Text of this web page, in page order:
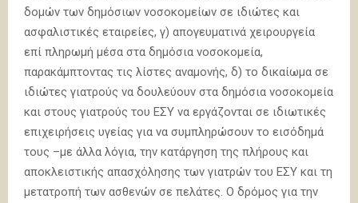
δομών των δημόσιων νοσοκομείων σε ιδιώτες και
ασφαλιστικές εταιρείες, γ) απογευματινά χειρουργεία
επί πληρωμή μέσα στα δημόσια νοσοκομεία,
παρακάμπτοντας τις λίστες αναμονής, δ) το δικαίωμα σε
ιδιώτες γιατρούς να δουλεύουν στα δημόσια νοσοκομεία
και στους γιατρούς του ΕΣΥ να εργάζονται σε ιδιωτικές
επιχειρήσεις υγείας για να συμπληρώσουν το εισόδημά
τους –με άλλα λόγια, την κατάργηση της πλήρους και
αποκλειστικής απασχόλησης των γιατρών του ΕΣΥ και τη
μετατροπή των ασθενών σε πελάτες. Ο δρόμος για την